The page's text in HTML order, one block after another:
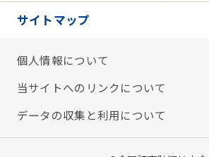
サイトマップ
個人情報について
当サイトへのリンクについて
データの収集と利用について